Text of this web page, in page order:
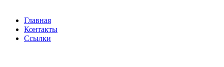
Главная
Контакты
Ссылки